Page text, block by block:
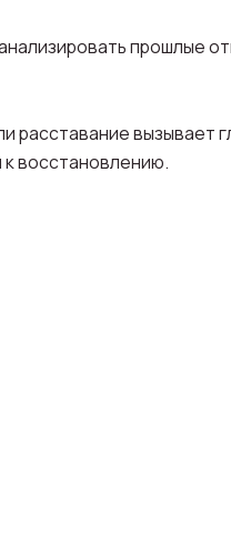
прошлые
расставание вызывает
восстановлению.